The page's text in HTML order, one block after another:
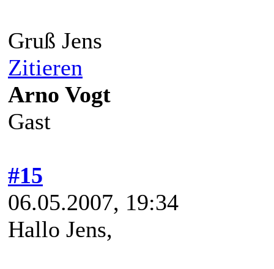
Gruß Jens
Zitieren
Arno Vogt
Gast
#15
06.05.2007, 19:34
Hallo Jens,